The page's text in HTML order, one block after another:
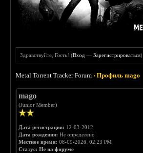
Здравствуйте, Гость! (Вход —Зарегистрироваться)
Metal Torrent Tracker Forum ›Профиль mago
mago
(Junior Member)
Дата регистрации: 12-03-2012
Дата рождения: Не определено
Местное время: 08-09-2026, 02:23 PM
Статус: Не на форуме